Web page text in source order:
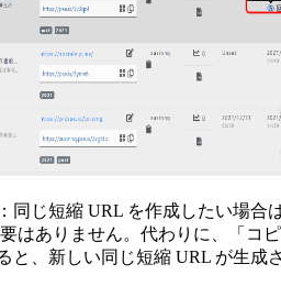
同じ短縮 URL を作成したい場合
はありません。代わりに、「コ
と、新しい同じ短縮 URL が生成